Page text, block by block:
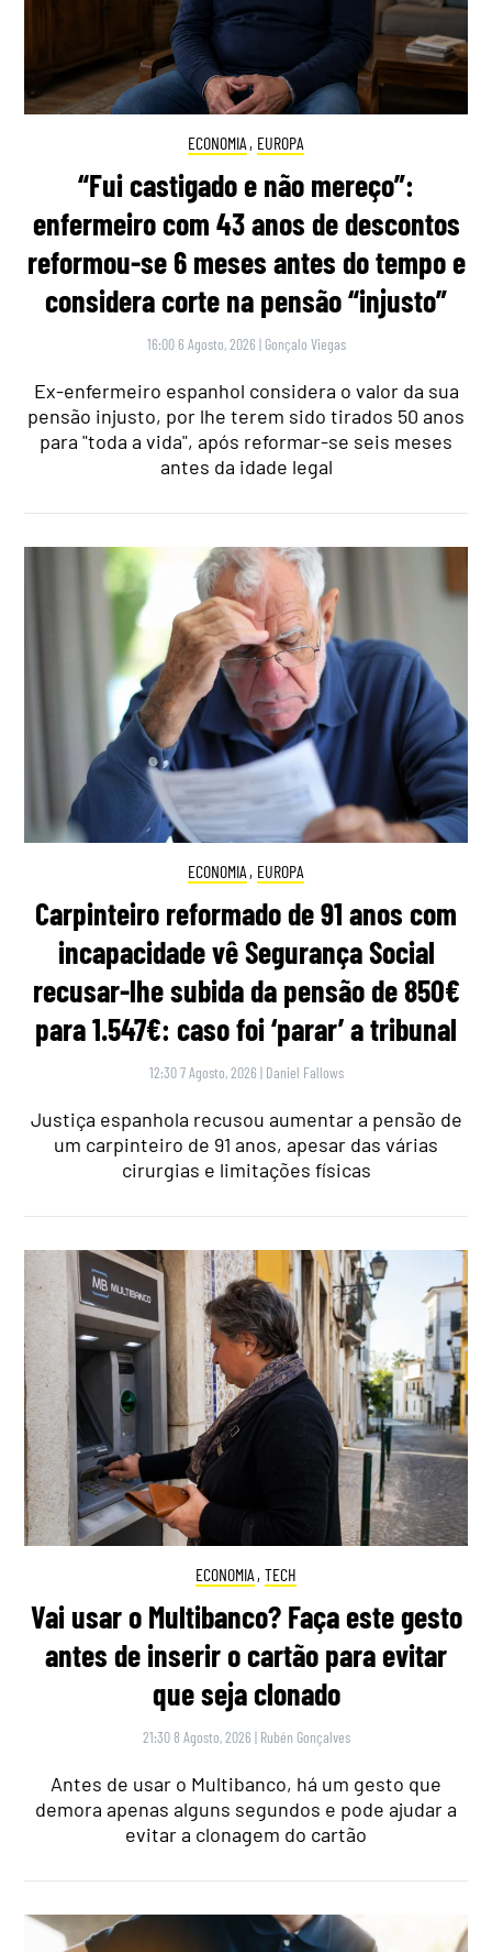
ECONOMIA , EUROPA
“Fui castigado e não mereço”:
enfermeiro com 43 anos de descontos
reformou-se 6 meses antes do tempo e
considera corte na pensão “injusto”
16:00 6 Agosto, 2026 | Gonçalo Viegas
Ex-enfermeiro espanhol considera o valor da sua
pensão injusto, por lhe terem sido tirados 50 anos
para "toda a vida", após reformar-se seis meses
antes da idade legal
ECONOMIA , EUROPA
Carpinteiro reformado de 91 anos com
incapacidade vê Segurança Social
recusar-lhe subida da pensão de 850€
para 1.547€: caso foi ‘parar’ a tribunal
12:30 7 Agosto, 2026 | Daniel Fallows
Justiça espanhola recusou aumentar a pensão de
um carpinteiro de 91 anos, apesar das várias
cirurgias e limitações físicas
ECONOMIA , TECH
Vai usar o Multibanco? Faça este gesto
antes de inserir o cartão para evitar
que seja clonado
21:30 8 Agosto, 2026 | Rubén Gonçalves
Antes de usar o Multibanco, há um gesto que
demora apenas alguns segundos e pode ajudar a
evitar a clonagem do cartão